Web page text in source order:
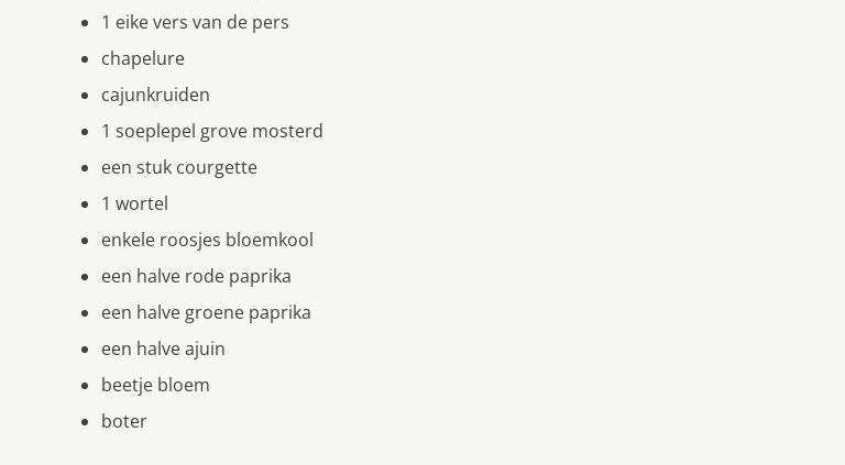
1 eike vers van de pers
chapelure
cajunkruiden
1 soeplepel grove mosterd
een stuk courgette
1 wortel
enkele roosjes bloemkool
een halve rode paprika
een halve groene paprika
een halve ajuin
beetje bloem
boter